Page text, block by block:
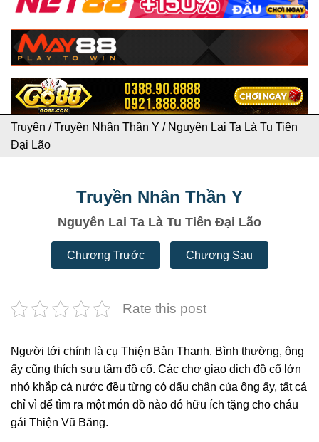
Truyện /Truyền Nhân Thần Y / Nguyên Lai Ta Là Tu Tiên
Đại Lão
Truyền Nhân Thần Y
Nguyên Lai Ta Là Tu Tiên Đại Lão
Chương Trước Chương Sau
Rate this post
Người tới chính là cụ Thiện Bản Thanh. Bình thường, ông
ấy cũng thích sưu tầm đồ cổ. Các chợ giao dịch đồ cổ lớn
nhỏ khắp cả nước đều từng có dấu chân của ông ấy, tất cả
chỉ vì để tìm ra một món đồ nào đó hữu ích tặng cho cháu
gái Thiện Vũ Băng.